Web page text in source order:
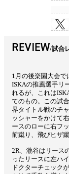
REVIEW 試合
1月の後楽園大会で
ISKAの推薦選手リ
れるが、これは
てのもの。この試
界タイトル戦のチ
ッシャーをかけて
ースのローに右フ
前蹴り、飛びヒザ
2R、瀧谷はリース
ったリースに左ハ
ドクターチェック